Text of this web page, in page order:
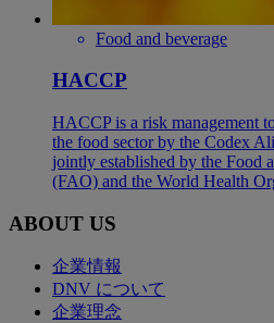
Food and beverage
HACCP
HACCP is a risk management
the food sector by the Codex
jointly established by the Food
(FAO) and the World Health
ABOUT US
企業情報
DNV について
企業理念